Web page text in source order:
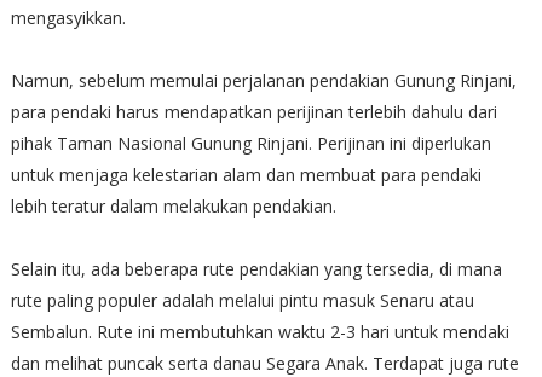
mengasyikkan.
Namun, sebelum memulai perjalanan pendakian Gunung Rinjani,
para pendaki harus mendapatkan perijinan terlebih dahulu dari
pihak Taman Nasional Gunung Rinjani. Perijinan ini diperlukan
untuk menjaga kelestarian alam dan membuat para pendaki
lebih teratur dalam melakukan pendakian.
Selain itu, ada beberapa rute pendakian yang tersedia, di mana
rute paling populer adalah melalui pintu masuk Senaru atau
Sembalun. Rute ini membutuhkan waktu 2-3 hari untuk mendaki
dan melihat puncak serta danau Segara Anak. Terdapat juga rute